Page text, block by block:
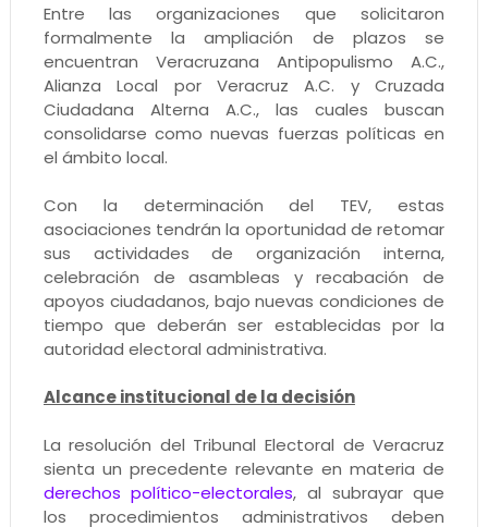
Entre las organizaciones que solicitaron
formalmente la ampliación de plazos se
encuentran Veracruzana Antipopulismo A.C.,
Alianza Local por Veracruz A.C. y Cruzada
Ciudadana Alterna A.C., las cuales buscan
consolidarse como nuevas fuerzas políticas en
el ámbito local.
Con la determinación del TEV, estas
asociaciones tendrán la oportunidad de retomar
sus actividades de organización interna,
celebración de asambleas y recabación de
apoyos ciudadanos, bajo nuevas condiciones de
tiempo que deberán ser establecidas por la
autoridad electoral administrativa.
Alcance institucional de la decisión
La resolución del Tribunal Electoral de Veracruz
sienta un precedente relevante en materia de
derechos político-electorales, al subrayar que
los procedimientos administrativos deben